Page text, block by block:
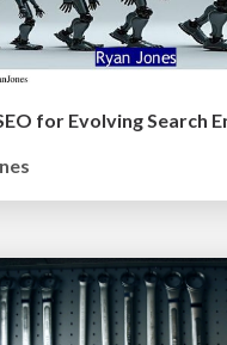
for Evolving Search